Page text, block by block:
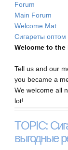
Forum
Main Forum
Welcome Mat
Сигареты
Welcome to
Tell us and our
you became a
We welcome all
lot!
TOPIC:
выгодные